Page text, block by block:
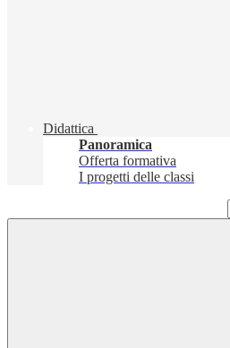
Didattica
Panoramica
Offerta formativa
I progetti delle classi